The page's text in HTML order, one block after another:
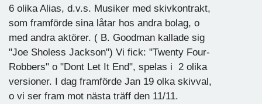
6 olika Alias, d.v.s. Musiker med skivkontrakt,
som framförde sina låtar hos andra bolag, o
med andra aktörer. ( B. Goodman kallade sig
"Joe Sholess Jackson") Vi fick: "Twenty Four-
Robbers" o "Dont Let It End", spelas i 2 olika
versioner. I dag framförde Jan 19 olka skivval,
o vi ser fram mot nästa träff den 11/11.